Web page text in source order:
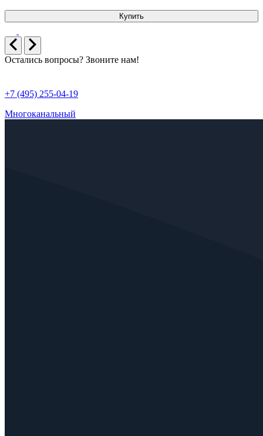
Купить
Остались вопросы? Звоните нам!
+7 (495) 255-04-19
Многоканальный